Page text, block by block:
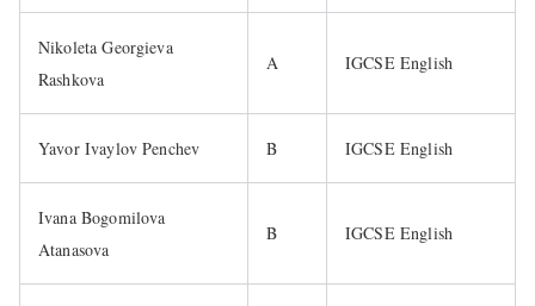
Nikoleta Georgieva
Rashkova
A IGCSE English
Yavor Ivaylov Penchev B IGCSE English
Ivana Bogomilova
Atanasova
B IGCSE English